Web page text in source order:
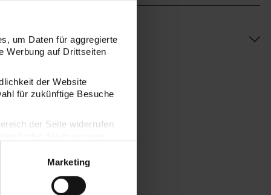
um Daten für aggregierte
Werbung auf Drittseiten
der Website
für zukünftige Besuche
der Seite widerrufen
Marketing